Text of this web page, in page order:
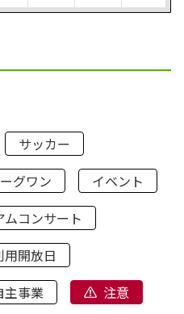
サッカー
グワン
イベント
ムコンサート
用開放日
主事業
注意